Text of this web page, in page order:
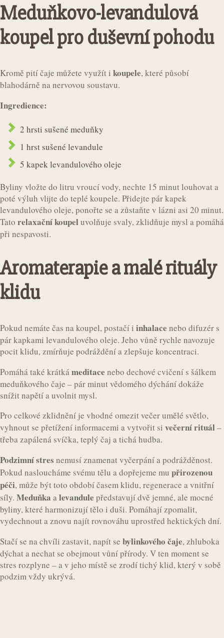
Meduňkovo-levandulová
koupel pro duševní pohodu
Kromě pití čaje můžete využít i koupele, které působí
blahodárně na nervovou soustavu.
Ingredience:
2 hrsti sušené meduňky
1 hrst sušené levandule
5 kapek levandulového oleje
Byliny vložte do litru vroucí vody, nechte 15 minut louhovat a
poté výluh vlijte do teplé koupele. Přidejte pár kapek
levandulového oleje, ponořte se a zůstaňte v lázni asi 20 minut.
Tato relaxační koupel uvolňuje svaly, zklidňuje mysl a pomáhá
při nespavosti.
Aromaterapie a malé rituály
klidu
Pokud nemáte čas na koupel, postačí i inhalace nebo difuzér s
pár kapkami levandulového oleje. Jeho vůně rychle navozuje
pocit klidu, zmírňuje podráždění a zlepšuje koncentraci.
Pomáhá také krátkámeditace nebo dechové cvičení s šálkem
meduňkového čaje – pár minut vědomého dýchání dokáže
snížit napětí a uvolnit mysl.
Pro celkové zklidnění je vhodné omezit večer umělé světlo,
vyhnout se přetížení informacemi a vytvořit si večerní rituál –
třeba zapálená svíčka, teplý čaj a tichá hudba.
Podzimní stres nemusí znamenat vyčerpání a podrážděnost.
Pokud nasloucháme svému tělu a dopřejeme mu přirozenou
péči, může být toto období časem klidu, regenerace a vnitřní
síly. Meduňka alevandule představují dvě jemné, ale mocné
byliny, které harmonizují tělo i duši. Pomáhají zpomalit,
vydechnout a znovu najít rovnováhu uprostřed hektických dní.
Stačí se na chvíli zastavit, napít se bylinkového čaje, zhluboka
dýchat a nechat se obejmout vůní přírody. V ten moment se
stres rozplyne – a v jeho místě se zrodí tichý klid, který v sobě
podzim vždy ukrývá.